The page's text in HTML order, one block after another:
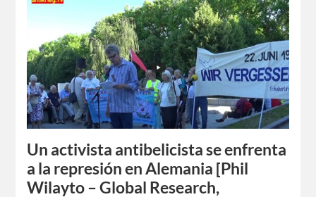
Un activista antibelicista se enfrenta
a la represión en Alemania [Phil
Wilayto – Global Research,